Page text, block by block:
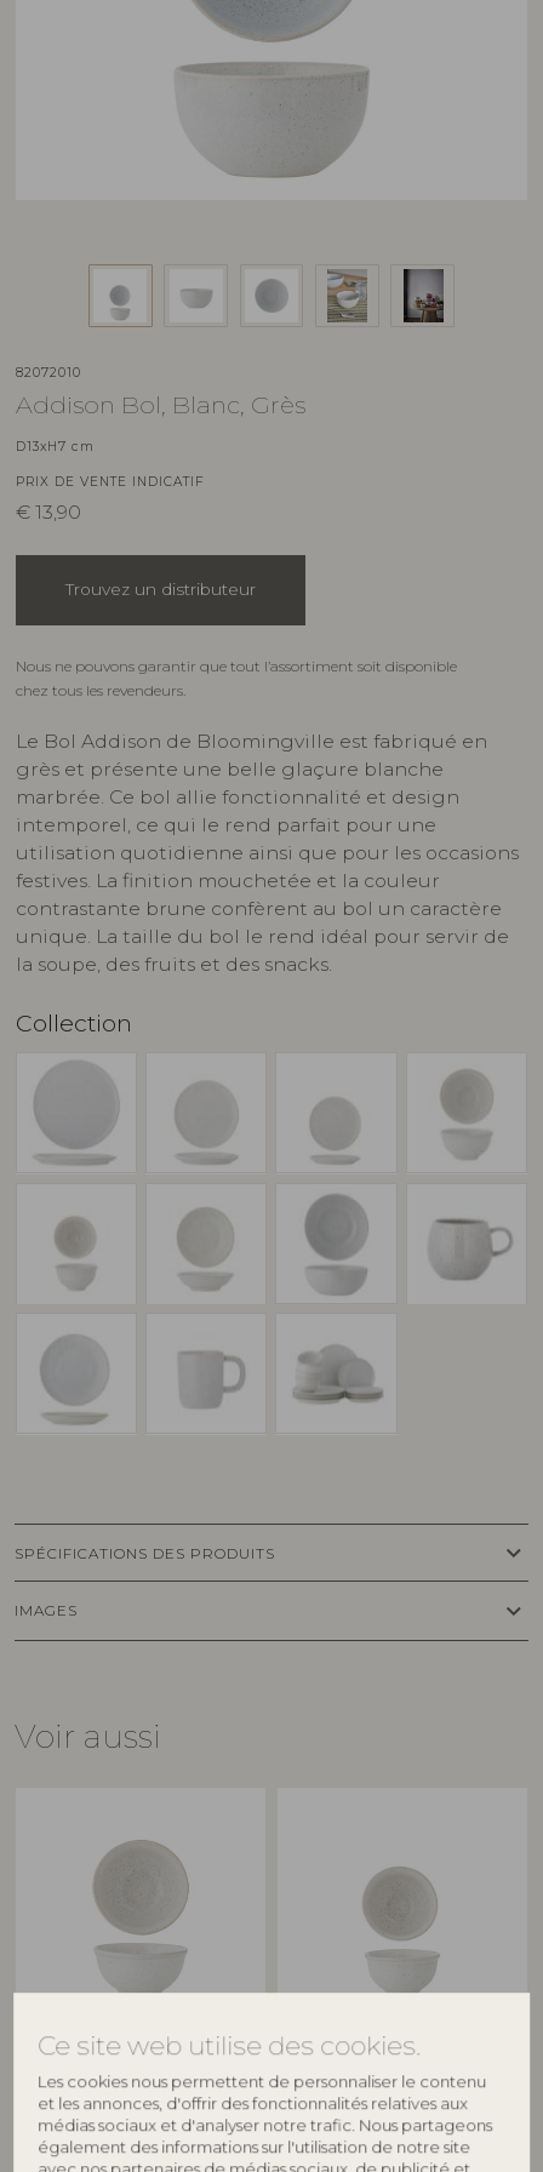
Ce site web utilise des cookies.
Les cookies nous permettent de personnaliser le contenu
et les annonces, d'offrir des fonctionnalités relatives aux
médias sociaux et d'analyser notre trafic. Nous partageons
également des informations sur l'utilisation de notre site
82072010
Addison Bol, Blanc, Grès
D13xH7 cm
PRIX DE VENTE INDICATIF
€ 13,90
Trouvez un distributeur
Nous ne pouvons garantir que tout l’assortiment soit disponible
chez tous les revendeurs.
Le Bol Addison de Bloomingville est fabriqué en
grès et présente une belle glaçure blanche
marbrée. Ce bol allie fonctionnalité et design
intemporel, ce qui le rend parfait pour une
utilisation quotidienne ainsi que pour les occasions
festives. La finition mouchetée et la couleur
contrastante brune confèrent au bol un caractère
unique. La taille du bol le rend idéal pour servir de
la soupe, des fruits et des snacks.
Collection
SPÉCIFICATIONS DES PRODUITS keyboard_arrow_down
IMAGES keyboard_arrow_down
Voir aussi
82072006
D10xH5 cm
Prix de vente indicatif
82072007
D8xH4,5 cm
Prix de vente indicatif